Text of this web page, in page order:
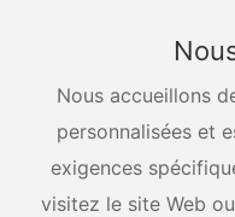
Nous accueillons
personnalisées et
exigences
visitez le site Web